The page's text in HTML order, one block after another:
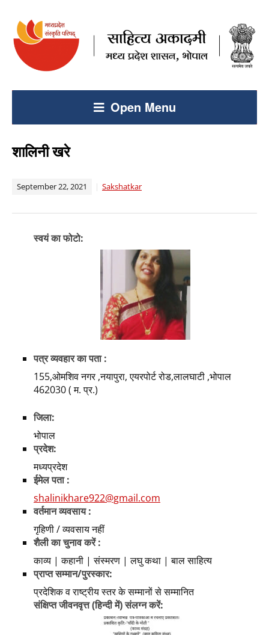
Open Menu
शालिनी खरे
September 22, 2021 Sakshatkar
स्वयं का फोटो:
पत्र व्यवहार का पता :
155,ओमशिव नगर ,नयापुरा, एयरपोर्ट रोड,लालघाटी ,भोपाल
462030 ( म. प्र.)
जिला:
भोपाल
प्रदेश:
मध्यप्रदेश
ईमेल पता :
shalinikhare922@gmail.com
वर्तमान व्यवसाय :
गृहिणी / व्यवसाय नहीं
शैली का चुनाव करें :
काव्य | कहानी | संस्मरण | लघु कथा | बाल साहित्य
प्राप्त सम्मान/पुरस्कार:
प्रदेशिक व राष्ट्रीय स्तर के सम्मानों से सम्मानित
संक्षिप्त जीवनवृत्त (हिन्दी में) संलग्न करें: